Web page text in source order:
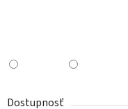
Dostupnosť